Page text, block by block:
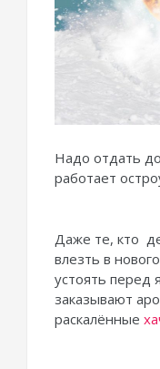
Надо отдать
работает
Даже те, кто
влезть в
устоять перед
заказывают
раскалённые